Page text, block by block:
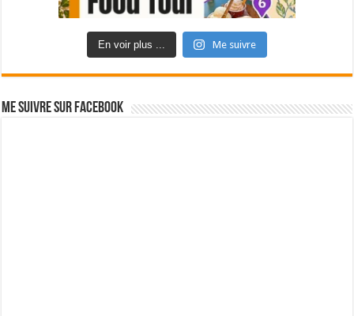
En voir plus ... Me suivre
Me suivre sur Facebook